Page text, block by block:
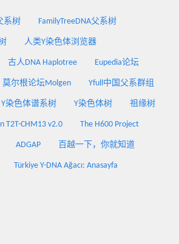
系树 FamilyTreeDNA父系树
人类Y染色体浏览器
古人DNA Haplotree Eupedia论坛
莫尔根论坛Molgen Yfull中国父系群组
Y染色体谱系树 Y染色体树 祖缘树
T2T-CHM13 v2.0 The H600 Project
ADGAP 百越一下，你就知道
Türkiye Y-DNA Ağacı: Anasayfa